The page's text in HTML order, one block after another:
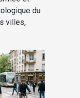
du
villes,